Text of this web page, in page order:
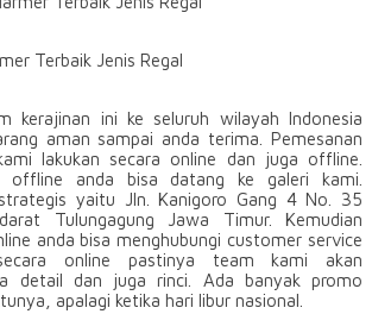
Terbaik Jenis Regal
kerajinan ini ke seluruh wilayah Indonesia
aman sampai anda terima. Pemesanan
lakukan secara online dan juga offline.
offline anda bisa datang ke galeri kami.
yaitu Jln. Kanigoro Gang 4 No. 35
Tulungagung Jawa Timur. Kemudian
anda bisa menghubungi customer service
online pastinya team kami akan
detail dan juga rinci. Ada banyak promo
apalagi ketika hari libur nasional.